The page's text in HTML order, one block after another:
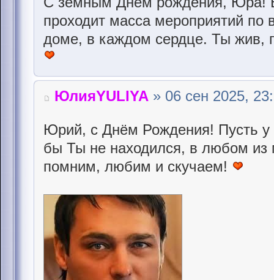
проходит масса мероприятий
доме, в каждом сердце. Ты жив,
ЮлияYULIYA » 06 сен 2025,
Юрий, с Днём Рождения! Пусть у
бы Ты не находился, в любом
помним, любим и скучаем!